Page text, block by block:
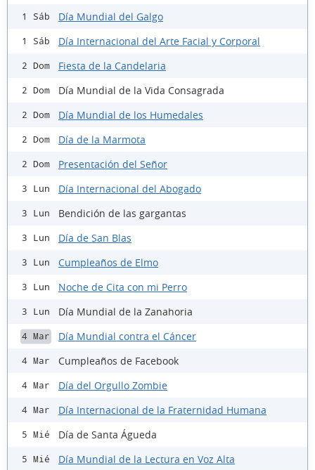
1 Sáb Día Mundial del Galgo
1 Sáb Día Internacional del Arte Facial y Corporal
2 Dom Fiesta de la Candelaria
2 Dom Día Mundial de la Vida Consagrada
2 Dom Día Mundial de los Humedales
2 Dom Día de la Marmota
2 Dom Presentación del Señor
3 Lun Día Internacional del Abogado
3 Lun Bendición de las gargantas
3 Lun Día de San Blas
3 Lun Cumpleaños de Elmo
3 Lun Noche de Cita con mi Perro
3 Lun Día Mundial de la Zanahoria
4 Mar Día Mundial contra el Cáncer
4 Mar Cumpleaños de Facebook
4 Mar Día del Orgullo Zombie
4 Mar Día Internacional de la Fraternidad Humana
5 Mié Día de Santa Águeda
5 Mié Día Mundial de la Lectura en Voz Alta